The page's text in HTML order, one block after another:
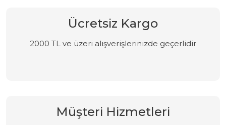
Ücretsiz Kargo
2000 TL ve üzeri alışverişlerinizde geçerlidir
Müşteri Hizmetleri